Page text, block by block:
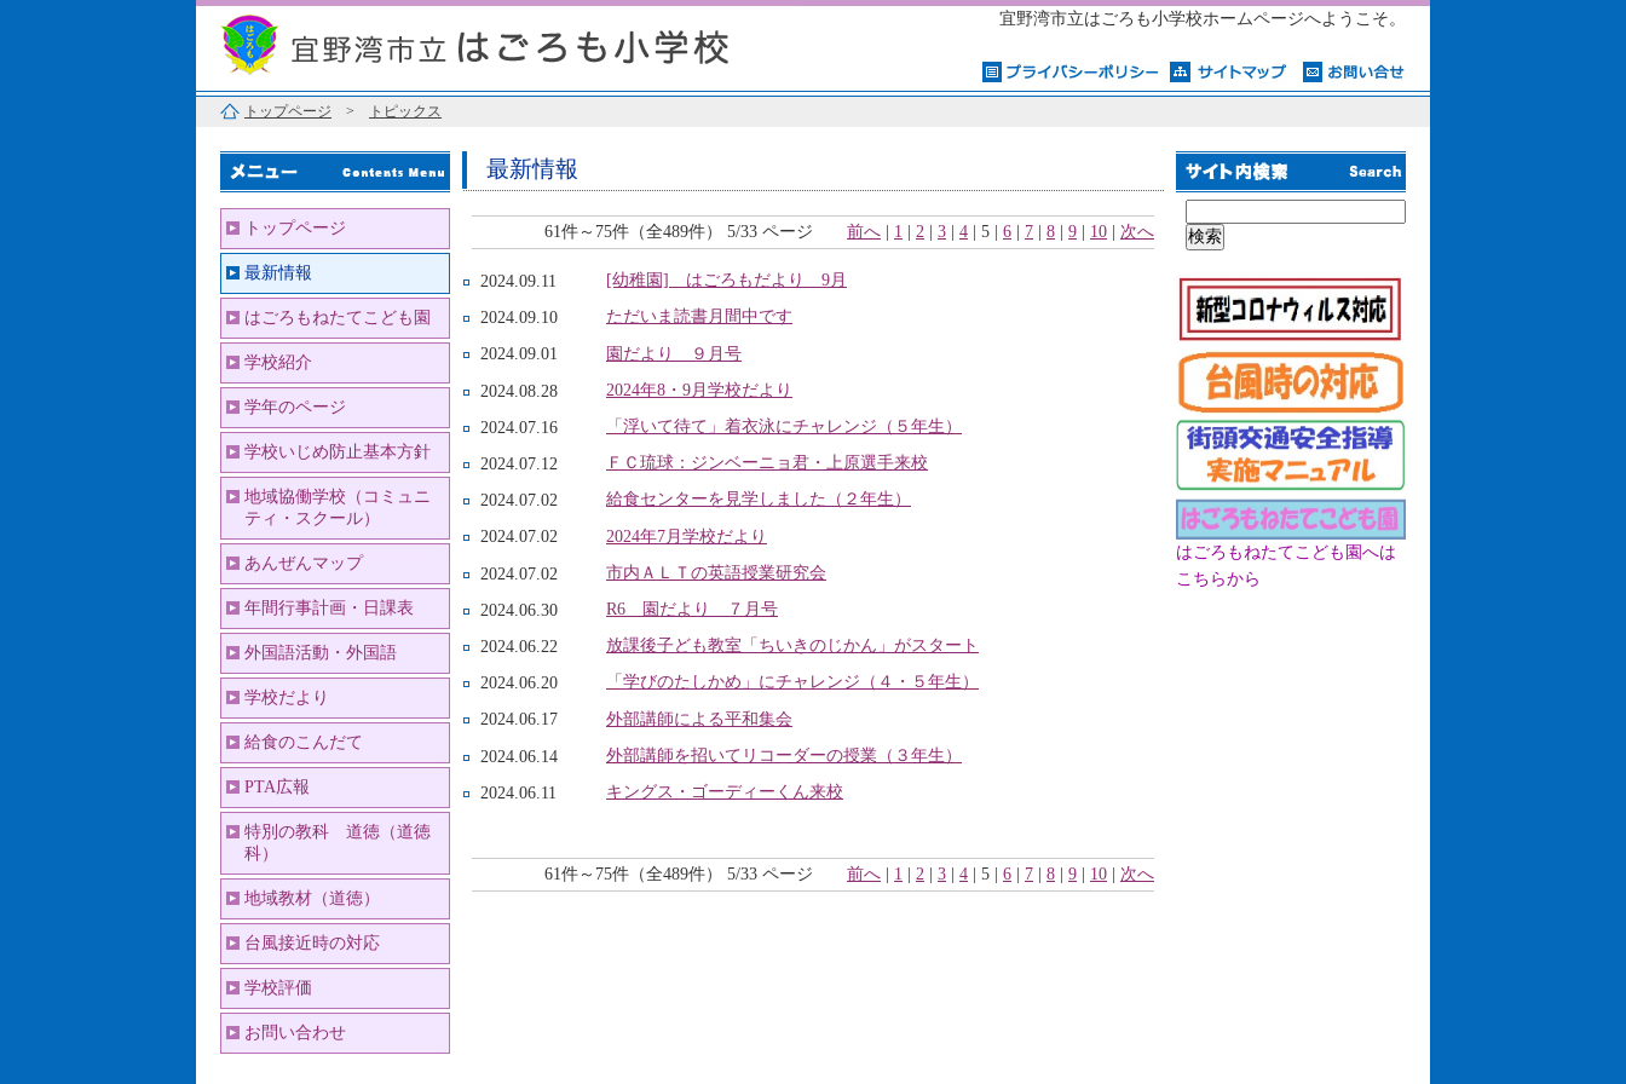
宜野湾市立はごろも小学校ホームページへようこそ。
トップページ > トピックス
最新情報
61件～75件（全489件） 5/33 ページ 前へ 1 2 3 4 | 5 | 6 7 8 9 10 次へ
2024.09.11 [幼稚園] はごろもだより 9月
2024.09.10 ただいま読書月間中です
2024.09.01 園だより ９月号
2024.08.28 2024年8・9月学校だより
2024.07.16 「浮いて待て」着衣泳にチャレンジ（５年生）
2024.07.12 ＦＣ琉球：ジンベーニョ君・上原選手来校
2024.07.02 給食センターを見学しました（２年生）
2024.07.02 2024年7月学校だより
2024.07.02 市内ＡＬＴの英語授業研究会
2024.06.30 R6 園だより ７月号
2024.06.22 放課後子ども教室「ちいきのじかん」がスタート
2024.06.20 「学びのたしかめ」にチャレンジ（４・５年生）
2024.06.17 外部講師による平和集会
2024.06.14 外部講師を招いてリコーダーの授業（３年生）
2024.06.11 キングス・ゴーディーくん来校
61件～75件（全489件） 5/33 ページ 前へ 1 2 3 4 | 5 | 6 7 8 9 10 次へ
トップページ
最新情報
はごろもねたてこども園
学校紹介
学年のページ
学校いじめ防止基本方針
地域協働学校（コミュニ
ティ・スクール）
あんぜんマップ
年間行事計画・日課表
外国語活動・外国語
学校だより
給食のこんだて
PTA広報
特別の教科 道徳（道徳
科）
地域教材（道徳）
台風接近時の対応
学校評価
お問い合わせ
はごろもねたてこども園へは
こちらから